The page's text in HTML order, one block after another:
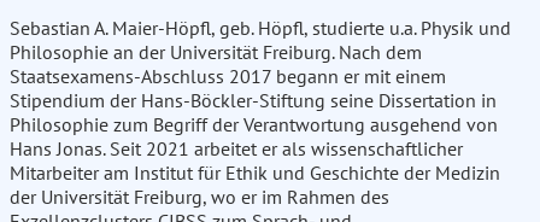
Sebastian A. Maier-Höpfl, geb. Höpfl, studierte u.a. Physik und
Philosophie an der Universität Freiburg. Nach dem
Staatsexamens-Abschluss 2017 begann er mit einem
Stipendium der Hans-Böckler-Stiftung seine Dissertation in
Philosophie zum Begriff der Verantwortung ausgehend von
Hans Jonas. Seit 2021 arbeitet er als wissenschaftlicher
Mitarbeiter am Institut für Ethik und Geschichte der Medizin
der Universität Freiburg, wo er im Rahmen des